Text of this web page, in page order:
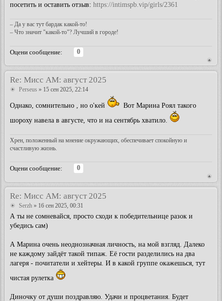
посетить и оставить отзыв: https://intimspb.vip/girls/2361
– Да у вас тут бардак какой-то!
– Что значит "какой-то"? Лучший в городе!
Оцени сообщение:
0
Re: Мисс АМ: август 2025
Perseus » 15 сен 2025, 22:14
Однако, сомнительно , но о'кей
Вот Марина Роял такого
шороху навела в августе, что и на сентябрь хватило.
Хрен, положенный на мнение окружающих, обеспечивает спокойную и
счастливую жизнь.
Оцени сообщение:
0
Re: Мисс АМ: август 2025
Serzh » 16 сен 2025, 00:31
А ты не сомневайся, просто сходи к победительнице разок и
убедись сам)
А Марина очень неоднозначная личность, на мой взгляд. Далеко
не каждому зайдёт такой типаж. Её гости разделились на два
лагеря - почитатели и хейтеры. И в какой группе окажешься, тут
чистая рулетка
Диночку от души поздравляю. Удачи и процветания. Будет